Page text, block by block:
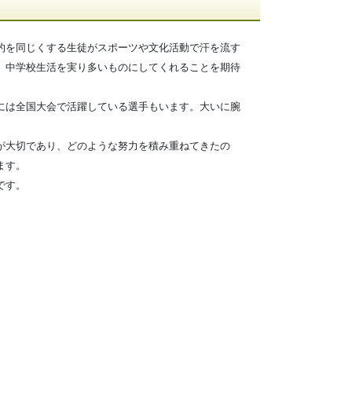
同じくする生徒がスポーツや文化活動で汗を流す
学校生活を実り多いものにしてくれることを期待
全国大会で活躍している選手もいます。大いに腕
切であり、どのような努力を積み重ねてきたの
。
。